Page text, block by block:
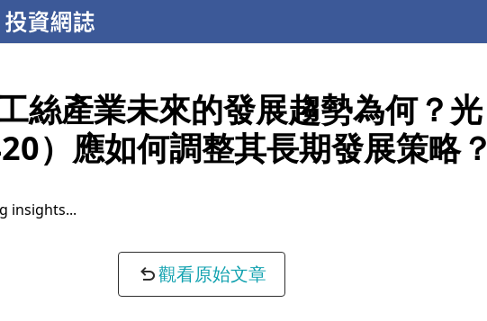
絲產業未來的發展趨勢為何？光
）應如何調整其長期發展策略？
insights...
觀看原始文章